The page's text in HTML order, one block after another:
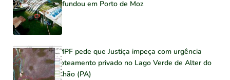
afundou em Porto de Moz
MPF pede que Justiça impeça com urgência
loteamento privado no Lago Verde de Alter do
Chão (PA)